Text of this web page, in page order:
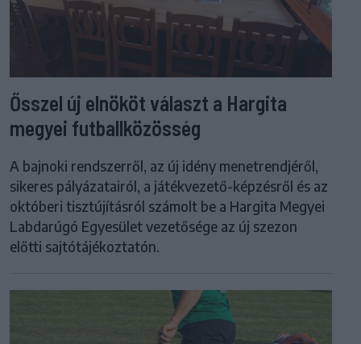
Ősszel új elnököt választ a Hargita
megyei futballközösség
A bajnoki rendszerről, az új idény menetrendjéről,
sikeres pályázatairól, a játékvezető-képzésről és az
októberi tisztújításról számolt be a Hargita Megyei
Labdarúgó Egyesület vezetősége az új szezon
előtti sajtótájékoztatón.